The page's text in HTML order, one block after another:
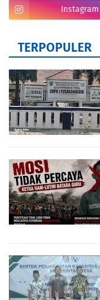
Instagram
TERPOPULER